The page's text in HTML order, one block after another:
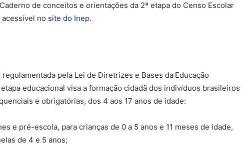
de conceitos e orientações da 2ª etapa do Censo Escolar
no site do Inep.
pela Lei de Diretrizes e Bases da Educação
educacional visa a formação cidadã dos indivíduos brasileiros
e obrigatórias, dos 4 aos 17 anos de idade:
e pré-escola, para crianças de 0 a 5 anos e 11 meses de idade,
de 4 e 5 anos;